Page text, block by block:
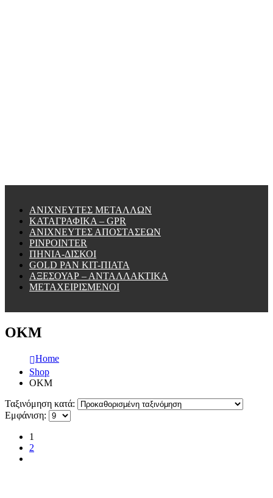
ΑΝΙΧΝΕΥΤΕΣ ΜΕΤΑΛΛΩΝ
ΚΑΤΑΓΡΑΦΙΚΑ – GPR
ΑΝΙΧΝΕΥΤΕΣ ΑΠΟΣΤΑΣΕΩΝ
PINPOINTER
ΠΗΝΙΑ-ΔΙΣΚΟΙ
GOLD PAN KIT-ΠΙΑΤΑ
ΑΞΕΣΟΥΑΡ – ΑΝΤΑΛΛΑΚΤΙΚΑ
ΜΕΤΑΧΕΙΡΙΣΜΕΝΟΙ
OKM
Home
Shop
OKM
Ταξινόμηση κατά:
Εμφάνιση:
1
2